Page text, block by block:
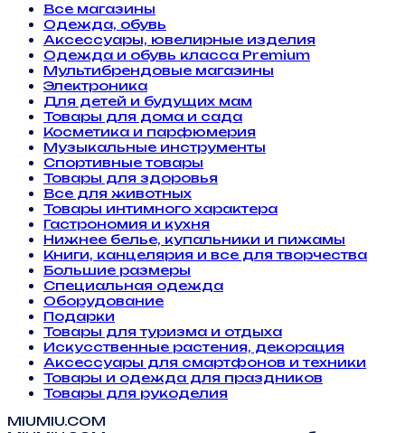
Все магазины
Одежда, обувь
Аксессуары, ювелирные изделия
Одежда и обувь класса Premium
Мультибрендовые магазины
Электроника
Для детей и будущих мам
Товары для дома и сада
Косметика и парфюмерия
Музыкальные инструменты
Спортивные товары
Товары для здоровья
Все для животных
Товары интимного характера
Гастрономия и кухня
Нижнее белье, купальники и пижамы
Книги, канцелярия и все для творчества
Большие размеры
Специальная одежда
Оборудование
Подарки
Товары для туризма и отдыха
Искусственные растения, декорация
Аксессуары для смартфонов и техники
Товары и одежда для праздников
Товары для рукоделия
MIUMIU.COM